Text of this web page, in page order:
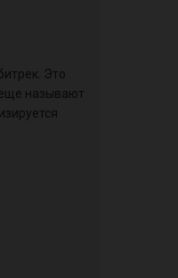
Это
называют